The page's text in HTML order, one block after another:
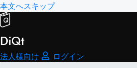
本文へスキップ
DiQt
法人様向け
ログイン